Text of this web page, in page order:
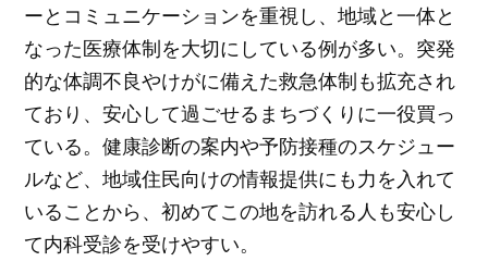
ーとコミュニケーションを重視し、地域と一体と
なった医療体制を大切にしている例が多い。突発
的な体調不良やけがに備えた救急体制も拡充され
ており、安心して過ごせるまちづくりに一役買っ
ている。健康診断の案内や予防接種のスケジュー
ルなど、地域住民向けの情報提供にも力を入れて
いることから、初めてこの地を訪れる人も安心し
て内科受診を受けやすい。